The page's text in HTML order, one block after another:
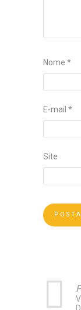
Nome *
E-mail *
Site